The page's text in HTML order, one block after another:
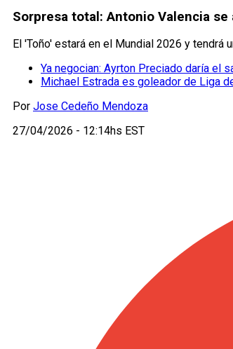
Sorpresa total: Antonio Valencia
El 'Toño' estará en el Mundial 2026 y tendrá
Ya negocian: Ayrton Preciado daría el
Michael Estrada es goleador de Liga
Por Jose Cedeño Mendoza
27/04/2026 - 12:14hs EST